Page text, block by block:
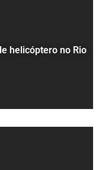
helicóptero no Rio